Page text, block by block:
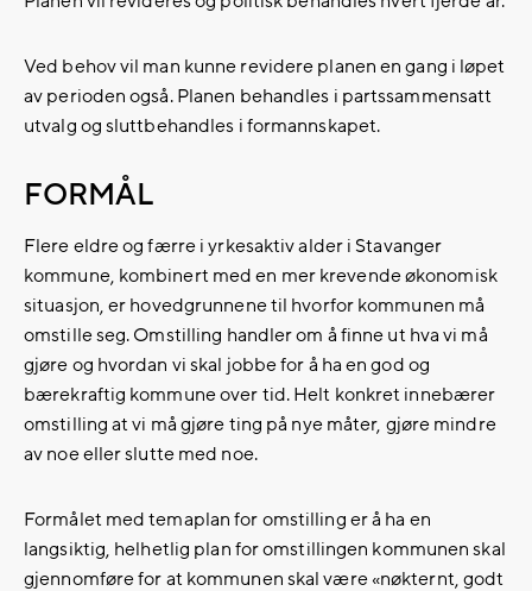
Ved behov vil man kunne revidere planen en gang i løpet
av perioden også. Planen behandles i partssammensatt
utvalg og sluttbehandles i formannskapet.
FORMÅL
Flere eldre og færre i yrkesaktiv alder i Stavanger
kommune, kombinert med en mer krevende økonomisk
situasjon, er hovedgrunnene til hvorfor kommunen må
omstille seg. Omstilling handler om å finne ut hva vi må
gjøre og hvordan vi skal jobbe for å ha en god og
bærekraftig kommune over tid. Helt konkret innebærer
omstilling at vi må gjøre ting på nye måter, gjøre mindre
av noe eller slutte med noe.
Formålet med temaplan for omstilling er å ha en
langsiktig, helhetlig plan for omstillingen kommunen skal
gjennomføre for at kommunen skal være «nøkternt, godt